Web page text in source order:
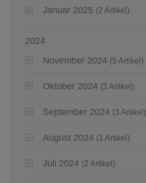
Januar 2025 (2 Artikel)
2024
November 2024 (5 Artikel)
Oktober 2024 (3 Artikel)
September 2024 (3 Artikel)
August 2024 (1 Artikel)
Juli 2024 (2 Artikel)